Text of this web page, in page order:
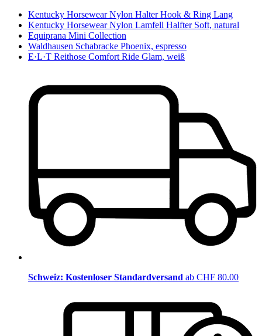
Kentucky Horsewear Nylon Halter Hook & Ring Lang
Kentucky Horsewear Nylon Lamfell Halfter Soft, natural
Equiprana Mini Collection
Waldhausen Schabracke Phoenix, espresso
E·L·T Reithose Comfort Ride Glam, weiß
Schweiz: Kostenloser Standardversand ab CHF 80.00